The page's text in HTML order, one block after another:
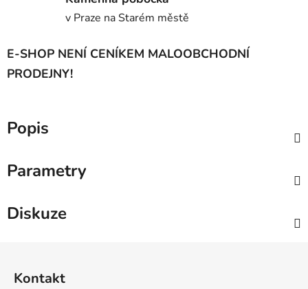
v Praze na Starém městě
E-SHOP NENÍ CENÍKEM MALOOBCHODNÍ
PRODEJNY!
Popis
Parametry
Diskuze
Kontakt